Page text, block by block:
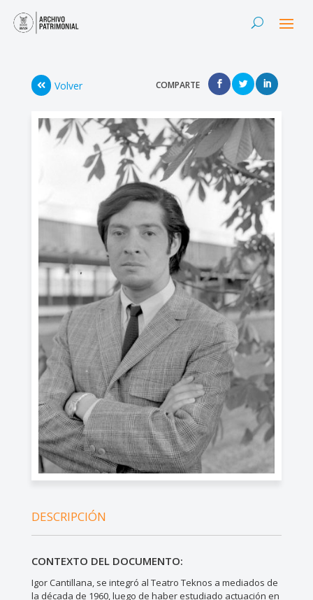
Volver COMPARTE
DESCRIPCIÓN
CONTEXTO DEL DOCUMENTO:
Igor Cantillana, se integró al Teatro Teknos a mediados de
la década de 1960, luego de haber estudiado actuación en